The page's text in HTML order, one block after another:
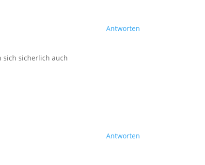
sich sicherlich auch
Antworten
Antworten